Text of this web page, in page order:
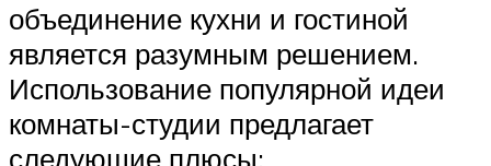
объединение кухни и гостиной
является разумным решением.
Использование популярной идеи
комнаты-студии предлагает
следующие плюсы: